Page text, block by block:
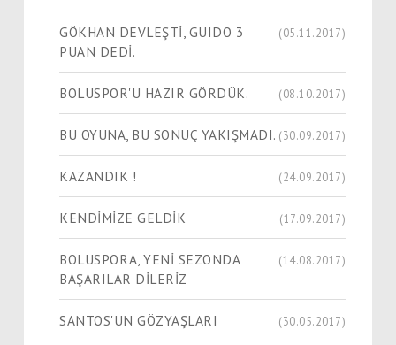
GÖKHAN DEVLEŞTİ, GUIDO 3
PUAN DEDİ.
(05.11.2017)
BOLUSPOR'U HAZIR GÖRDÜK. (08.10.2017)
BU OYUNA, BU SONUÇ YAKIŞMADI. (30.09.2017)
KAZANDIK ! (24.09.2017)
KENDİMİZE GELDİK (17.09.2017)
BOLUSPORA, YENİ SEZONDA
BAŞARILAR DİLERİZ
(14.08.2017)
SANTOS'UN GÖZYAŞLARI (30.05.2017)